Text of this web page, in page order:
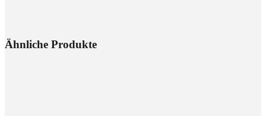
Ähnliche Produkte